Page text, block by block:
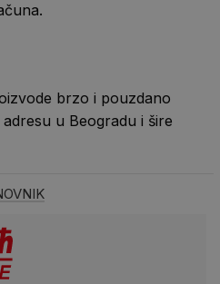
brzo i pouzdano
u Beogradu i šire